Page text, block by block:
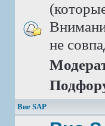
не
Вне SAP